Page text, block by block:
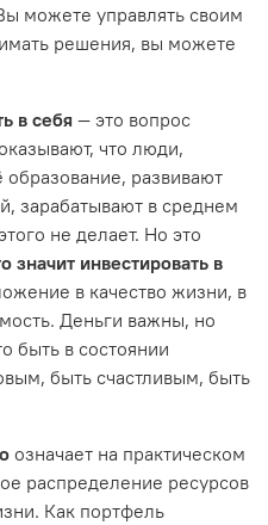
можете управлять своим
решения, вы можете
в себя — это вопрос
что люди,
развивают
зарабатывают в среднем
не делает. Но это
значит инвестировать в
в качество жизни, в
Деньги важны, но
быть в состоянии
быть счастливым, быть
означает на практическом
распределение ресурсов
Как портфель